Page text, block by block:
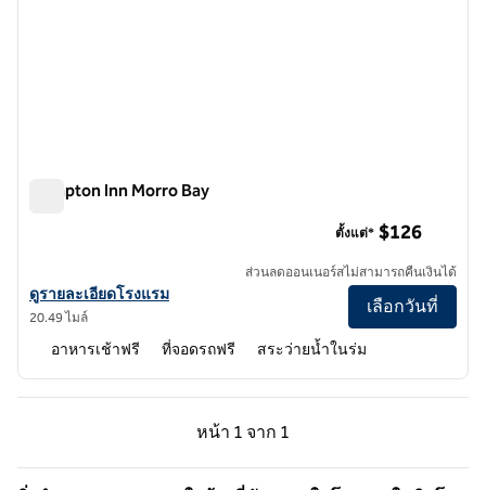
Hampton Inn Morro Bay
ดูรายละเอียดโรงแรมสําหรับ Hampton Inn Morro Bay
ดูรายละเอียดโรงแรม
20.49 ไมล์
ตั้งแต่* $126
ส่วนลดออนเนอร์สไม่สามารถคืนเงินได้
เลือกวันที่
อาหารเช้าฟรี ที่จอดรถฟรี สระว่ายน้ำในร่ม
หน้า 1 จาก 1
หน้าก่อน, 1 จาก 1
หน้า 1 จาก 1